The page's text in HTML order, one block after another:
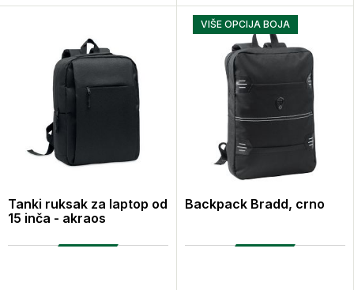
Tanki ruksak za laptop od
15 inča - akraos
VIŠE OPCIJA BOJA
Backpack Bradd, crno